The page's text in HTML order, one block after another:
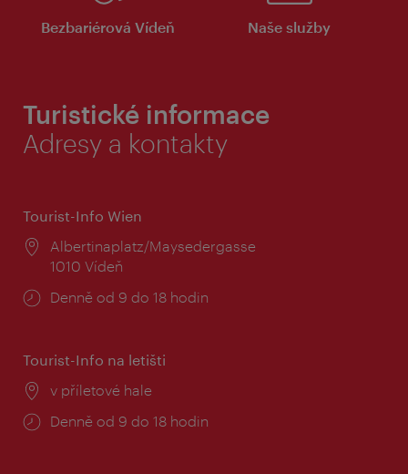
Bezbariérová Vídeň Naše služby
Turistické informace
Adresy a kontakty
Tourist-Info Wien
Místo:
Albertinaplatz/Maysedergasse
1010 Vídeň
Provozní
Denně od 9 do 18 hodin
Tourist-Info na letišti
Místo:
v příletové hale
Provozní
Denně od 9 do 18 hodin